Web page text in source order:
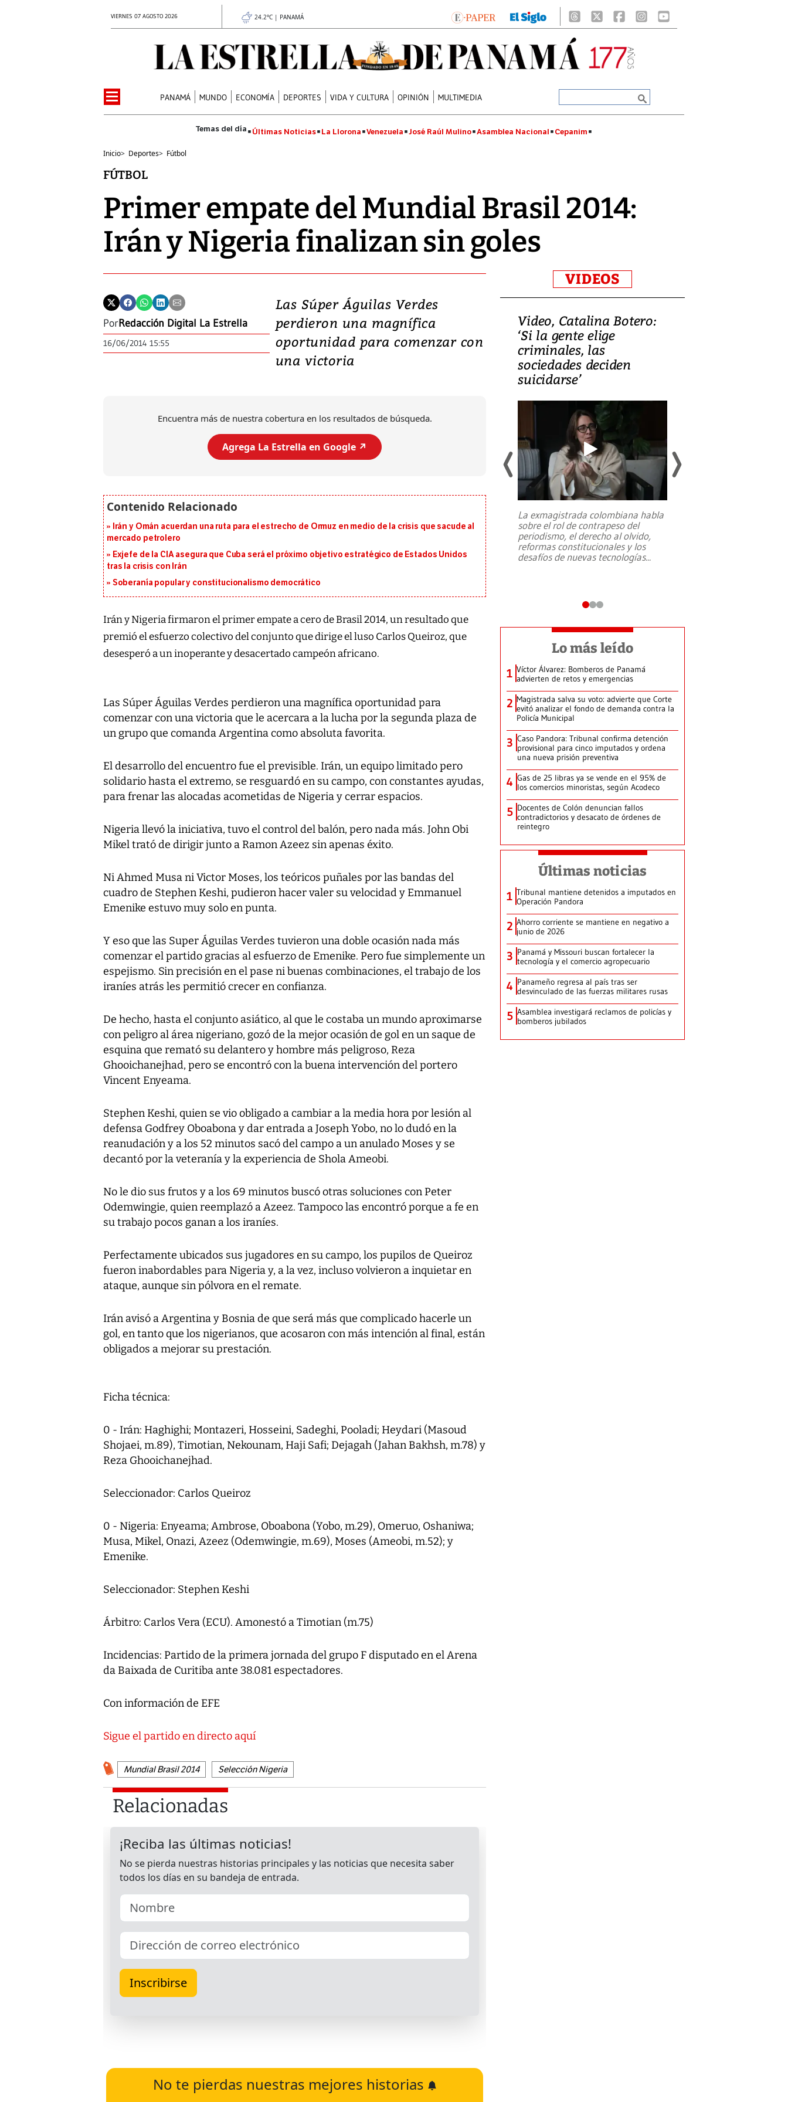
VIERNES 07 AGOSTO 2026 24.2°C | PANAMÁ
PANAMÁ MUNDO ECONOMÍA DEPORTES VIDA Y CULTURA OPINIÓN MULTIMEDIA
Últimas Noticias La Llorona Venezuela José Raúl Mulino Asamblea Nacional Cepanim
Inicio> Deportes> Fútbol
FÚTBOL
Primer empate del Mundial Brasil 2014:
Irán y Nigeria finalizan sin goles
PorRedacción Digital La Estrella
16/06/2014 15:55
Las Súper Águilas Verdes
perdieron una magnífica
oportunidad para comenzar con
una victoria
Encuentra más de nuestra cobertura en los resultados de búsqueda.
Agrega La Estrella en Google ↗️
Irán y Omán acuerdan una ruta para el estrecho de Ormuz en medio de la crisis que sacude al
mercado petrolero
Exjefe de la CIA asegura que Cuba será el próximo objetivo estratégico de Estados Unidos
tras la crisis con Irán
Soberanía popular y constitucionalismo democrático
Irán y Nigeria firmaron el primer empate a cero de Brasil 2014, un resultado que
premió el esfuerzo colectivo del conjunto que dirige el luso Carlos Queiroz, que
desesperó a un inoperante y desacertado campeón africano.
Las Súper Águilas Verdes perdieron una magnífica oportunidad para
comenzar con una victoria que le acercara a la lucha por la segunda plaza de
un grupo que comanda Argentina como absoluta favorita.
El desarrollo del encuentro fue el previsible. Irán, un equipo limitado pero
solidario hasta el extremo, se resguardó en su campo, con constantes ayudas,
para frenar las alocadas acometidas de Nigeria y cerrar espacios.
Nigeria llevó la iniciativa, tuvo el control del balón, pero nada más. John Obi
Mikel trató de dirigir junto a Ramon Azeez sin apenas éxito.
Ni Ahmed Musa ni Victor Moses, los teóricos puñales por las bandas del
cuadro de Stephen Keshi, pudieron hacer valer su velocidad y Emmanuel
Emenike estuvo muy solo en punta.
Y eso que las Super Águilas Verdes tuvieron una doble ocasión nada más
comenzar el partido gracias al esfuerzo de Emenike. Pero fue simplemente un
espejismo. Sin precisión en el pase ni buenas combinaciones, el trabajo de los
iraníes atrás les permitió crecer en confianza.
De hecho, hasta el conjunto asiático, al que le costaba un mundo aproximarse
con peligro al área nigeriano, gozó de la mejor ocasión de gol en un saque de
esquina que remató su delantero y hombre más peligroso, Reza
Ghooichanejhad, pero se encontró con la buena intervención del portero
Vincent Enyeama.
Stephen Keshi, quien se vio obligado a cambiar a la media hora por lesión al
defensa Godfrey Oboabona y dar entrada a Joseph Yobo, no lo dudó en la
reanudación y a los 52 minutos sacó del campo a un anulado Moses y se
decantó por la veteranía y la experiencia de Shola Ameobi.
No le dio sus frutos y a los 69 minutos buscó otras soluciones con Peter
Odemwingie, quien reemplazó a Azeez. Tampoco las encontró porque a fe en
su trabajo pocos ganan a los iraníes.
Perfectamente ubicados sus jugadores en su campo, los pupilos de Queiroz
fueron inabordables para Nigeria y, a la vez, incluso volvieron a inquietar en
ataque, aunque sin pólvora en el remate.
Irán avisó a Argentina y Bosnia de que será más que complicado hacerle un
gol, en tanto que los nigerianos, que acosaron con más intención al final, están
obligados a mejorar su prestación.
Ficha técnica:
0 - Irán: Haghighi; Montazeri, Hosseini, Sadeghi, Pooladi; Heydari (Masoud
Shojaei, m.89), Timotian, Nekounam, Haji Safi; Dejagah (Jahan Bakhsh, m.78) y
Reza Ghooichanejhad.
Seleccionador: Carlos Queiroz
0 - Nigeria: Enyeama; Ambrose, Oboabona (Yobo, m.29), Omeruo, Oshaniwa;
Musa, Mikel, Onazi, Azeez (Odemwingie, m.69), Moses (Ameobi, m.52); y
Emenike.
Seleccionador: Stephen Keshi
Árbitro: Carlos Vera (ECU). Amonestó a Timotian (m.75)
Incidencias: Partido de la primera jornada del grupo F disputado en el Arena
da Baixada de Curitiba ante 38.081 espectadores.
Con información de EFE
Sigue el partido en directo aquí
Mundial Brasil 2014 Selección Nigeria
Relacionadas
No te pierdas nuestras mejores historias
VIDEOS
Video, Japón: Terremoto
deja heridos y graves
daños en Kumamoto
7,1 se registró este martes 28 de
emergencia de gran...
Video, Catalina Botero:
‘Si la gente elige
criminales, las
sociedades deciden
suicidarse’
La exmagistrada colombiana habla
sobre el rol de contrapeso del
periodismo, el derecho al olvido,
reformas constitucionales y los
desafíos de nuevas tecnologías...
Lo más leído
1 Víctor Álvarez: Bomberos de Panamá
advierten de retos y emergencias
2 Magistrada salva su voto: advierte que Corte
evitó analizar el fondo de demanda contra la
Policía Municipal
3 Caso Pandora: Tribunal confirma detención
provisional para cinco imputados y ordena
una nueva prisión preventiva
4 Gas de 25 libras ya se vende en el 95% de
los comercios minoristas, según Acodeco
5 Docentes de Colón denuncian fallos
contradictorios y desacato de órdenes de
reintegro
Últimas noticias
1 Tribunal mantiene detenidos a imputados en
Operación Pandora
2 Ahorro corriente se mantiene en negativo a
junio de 2026
3 Panamá y Missouri buscan fortalecer la
tecnología y el comercio agropecuario
4 Panameño regresa al país tras ser
desvinculado de las fuerzas militares rusas
5 Asamblea investigará reclamos de policías y
bomberos jubilados